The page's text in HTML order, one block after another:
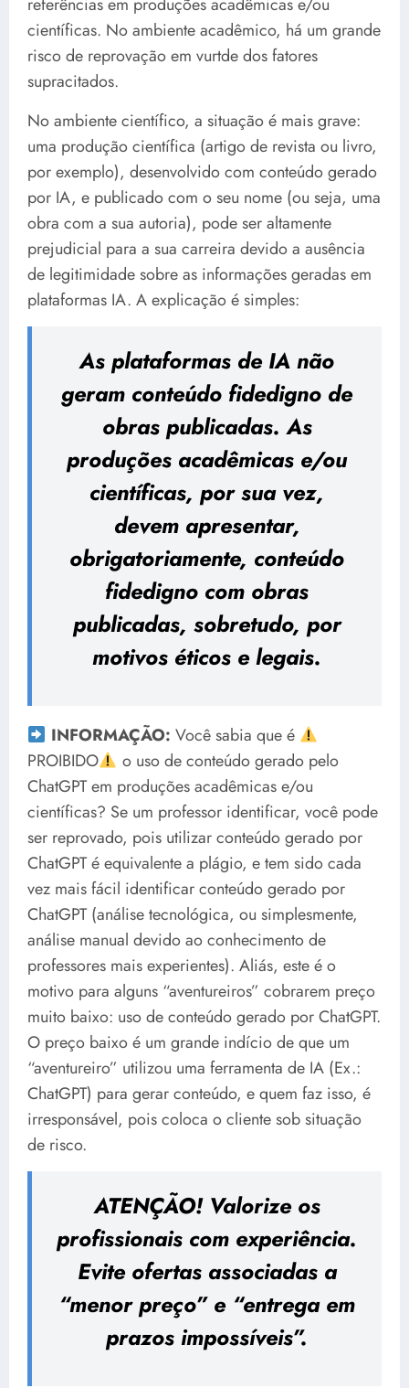
científicas. No ambiente acadêmico, há um grande
risco de reprovação em vurtde dos fatores
supracitados.
No ambiente científico, a situação é mais grave:
uma produção científica (artigo de revista ou livro,
por exemplo), desenvolvido com conteúdo gerado
por IA, e publicado com o seu nome (ou seja, uma
obra com a sua autoria), pode ser altamente
prejudicial para a sua carreira devido a ausência
de legitimidade sobre as informações geradas em
plataformas IA. A explicação é simples:
As plataformas de IA não
geram conteúdo fidedigno de
obras publicadas. As
produções acadêmicas e/ou
científicas, por sua vez,
devem apresentar,
obrigatoriamente, conteúdo
fidedigno com obras
publicadas, sobretudo, por
motivos éticos e legais.
INFORMAÇÃO: Você sabia que é
PROIBIDO
o uso de conteúdo gerado pelo
ChatGPT em produções acadêmicas e/ou
científicas? Se um professor identificar, você pode
ser reprovado, pois utilizar conteúdo gerado por
ChatGPT é equivalente a plágio, e tem sido cada
vez mais fácil identificar conteúdo gerado por
ChatGPT (análise tecnológica, ou simplesmente,
análise manual devido ao conhecimento de
professores mais experientes). Aliás, este é o
motivo para alguns “aventureiros” cobrarem preço
muito baixo: uso de conteúdo gerado por ChatGPT.
O preço baixo é um grande indício de que um
“aventureiro” utilizou uma ferramenta de IA (Ex.:
ChatGPT) para gerar conteúdo, e quem faz isso, é
irresponsável, pois coloca o cliente sob situação
de risco.
ATENÇÃO! Valorize os
profissionais com experiência.
Evite ofertas associadas a
“menor preço” e “entrega em
prazos impossíveis”.